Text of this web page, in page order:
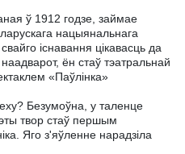
ў 1912 годзе, займае
нацыянальнага
існавання цікавасць да
ён стаў тэатральнай
«Паўлінка»
Безумоўна, у таленце
твор стаў першым
Яго з'яўленне нарадзіла